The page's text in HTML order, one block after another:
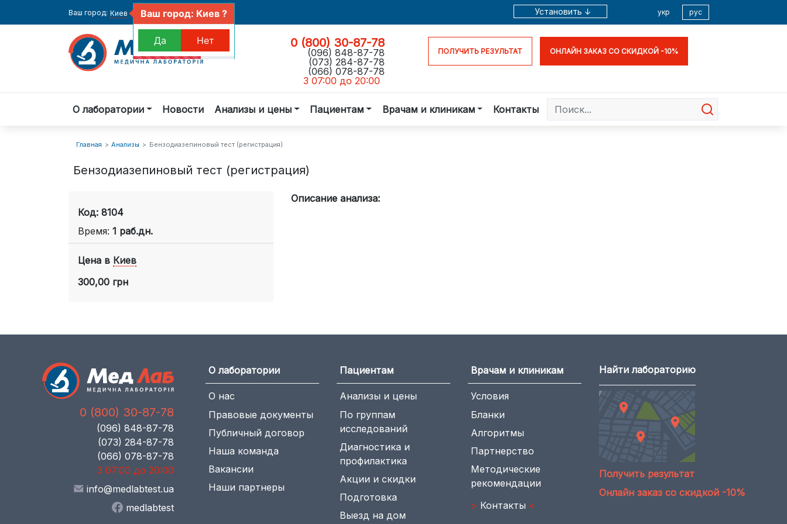
Ваш город: Киев Установить ↓ укр рус
0 (800) 30-87-78
(096) 848-87-78
(073) 284-87-78
(066) 078-87-78
З 07:00 до 20:00
ПОЛУЧИТЬ РЕЗУЛЬТАТ ОНЛАЙН ЗАКАЗ СО СКИДКОЙ -10%
О лаборатории Новости Анализы и цены Пациентам Врачам и клиникам Контакты
Главная Анализы Бензодиазепиновый тест (регистрация)
Бензодиазепиновый тест (регистрация)
Код: 8104
Время: 1 раб.дн.
Цена в Киев
300,00 грн
Описание анализа:
0 (800) 30-87-78
(096) 848-87-78
(073) 284-87-78
(066) 078-87-78
З 07:00 до 20:00
info@medlabtest.ua
medlabtest
О лаборатории
О нас
Правовые документы
Публичный договор
Наша команда
Вакансии
Наши партнеры
Пациентам
Анализы и цены
По группам
исследований
Диагностика и
профилактика
Акции и скидки
Подготовка
Выезд на дом
Врачам и клиникам
Условия
Бланки
Алгоритмы
Партнерство
Методические
рекомендации
> Контакты <
Найти лабораторию
Получить результат
Онлайн заказ со скидкой -10%
Ваш город: Киев ?
Да Нет